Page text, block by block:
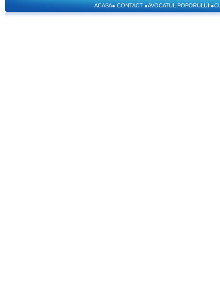
ACASA●CONTACT●AVOCATUL POPORULUI●